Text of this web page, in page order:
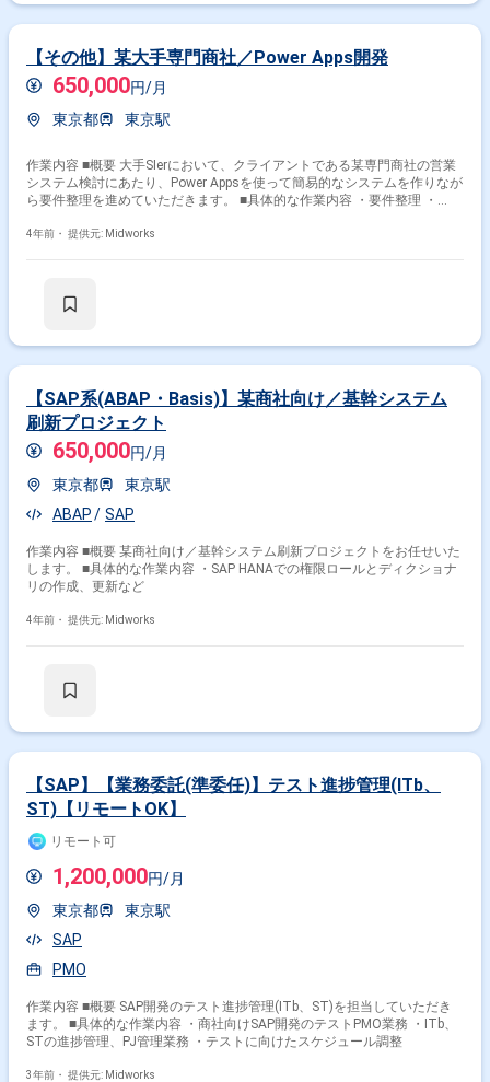
【その他】某大手専門商社／Power Apps開発
650,000円/月
東京都
東京駅
作業内容 ■概要 大手SIerにおいて、クライアントである某専門商社の営業
システム検討にあたり、Power Appsを使って簡易的なシステムを作りなが
ら要件整理を進めていただきます。 ■具体的な作業内容 ・要件整理 ・
4年前・ 提供元: Midworks
【SAP系(ABAP・Basis)】某商社向け／基幹システム
刷新プロジェクト
650,000円/月
東京都
東京駅
ABAP
SAP
作業内容 ■概要 某商社向け／基幹システム刷新プロジェクトをお任せいた
します。 ■具体的な作業内容 ・SAP HANAでの権限ロールとディクショナ
リの作成、更新など
4年前・ 提供元: Midworks
【SAP】【業務委託(準委任)】テスト進捗管理(ITb、
ST)【リモートOK】
リモート可
1,200,000円/月
東京都
東京駅
SAP
PMO
作業内容 ■概要 SAP開発のテスト進捗管理(ITb、ST)を担当していただき
ます。 ■具体的な作業内容 ・商社向けSAP開発のテストPMO業務 ・ITb、
STの進捗管理、PJ管理業務 ・テストに向けたスケジュール調整
3年前・ 提供元: Midworks